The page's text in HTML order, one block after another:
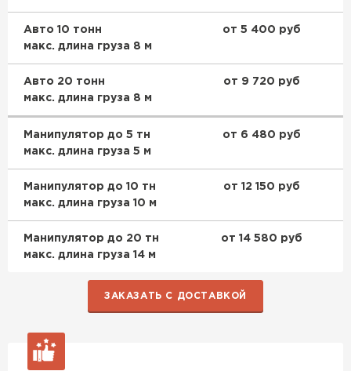
Авто 10 тонн
макс. длина груза 8 м
от 5 400 руб
Авто 20 тонн
макс. длина груза 8 м
от 9 720 руб
Манипулятор до 5 тн
макс. длина груза 5 м
от 6 480 руб
Манипулятор до 10 тн
макс. длина груза 10 м
от 12 150 руб
Манипулятор до 20 тн
макс. длина груза 14 м
от 14 580 руб
ЗАКАЗАТЬ С ДОСТАВКОЙ